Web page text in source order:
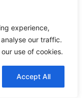
experience,
our traffic.
use of cookies.
Accept All
lots. Les
vagues
différents
pas à
série, l’année,
y a trois ans.